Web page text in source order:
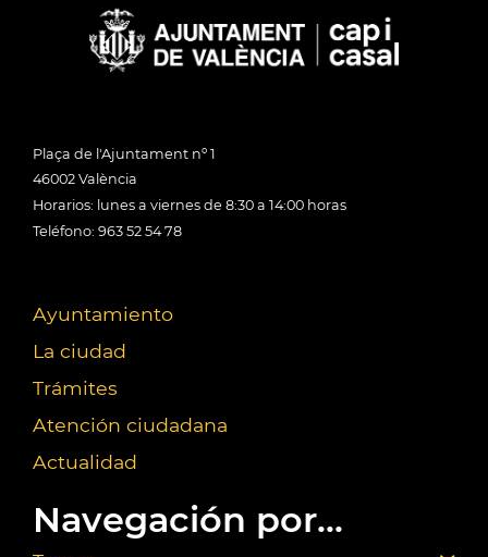
Plaça de l'Ajuntament nº 1
46002 València
Horarios: lunes a viernes de 8:30 a 14:00 horas
Teléfono: 963 52 54 78
Ayuntamiento
La ciudad
Trámites
Atención ciudadana
Actualidad
Navegación por...